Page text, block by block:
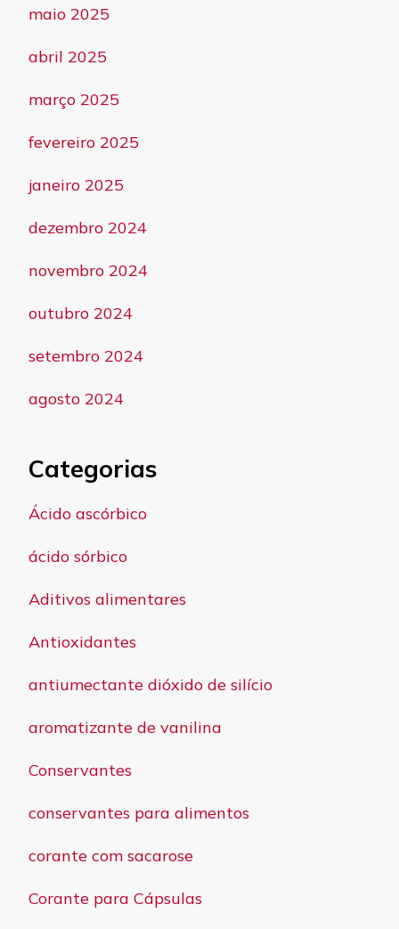
maio 2025
abril 2025
março 2025
fevereiro 2025
janeiro 2025
dezembro 2024
novembro 2024
outubro 2024
setembro 2024
agosto 2024
Categorias
Ácido ascórbico
ácido sórbico
Aditivos alimentares
Antioxidantes
antiumectante dióxido de silício
aromatizante de vanilina
Conservantes
conservantes para alimentos
corante com sacarose
Corante para Cápsulas